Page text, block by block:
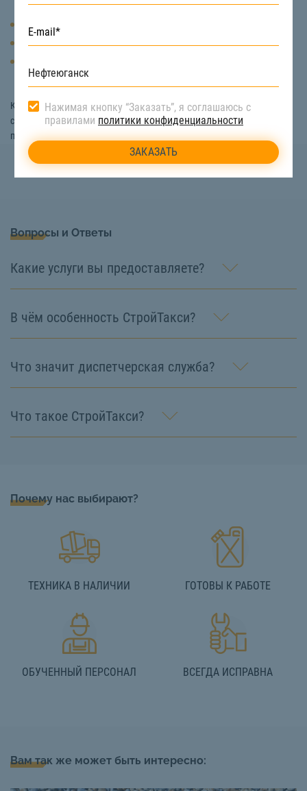
Получение электроэнергии
Обогрев помещений
пластмассы, красок, лаков, удобрений, отливки чугуна
Купить каменный уголь в Нефтеюганске с доставкой вы можете на
сайте «СтройТакси». Подробная информация о товаре и условиях
поставки по телефону:8 (922) 517-40-66
Вопросы и Ответы
Какие услуги вы предоставляете?
В чём особенность СтройТакси?
Что значит диспетчерская служба?
Что такое СтройТакси?
Почему нас выбирают?
ТЕХНИКА В НАЛИЧИИ ГОТОВЫ К РАБОТЕ
ОБУЧЕННЫЙ ПЕРСОНАЛ ВСЕГДА ИСПРАВНА
Вам так же может быть интересно:
Нажимая кнопку “Заказать”, я соглашаюсь с
правилами политики конфиденциальности